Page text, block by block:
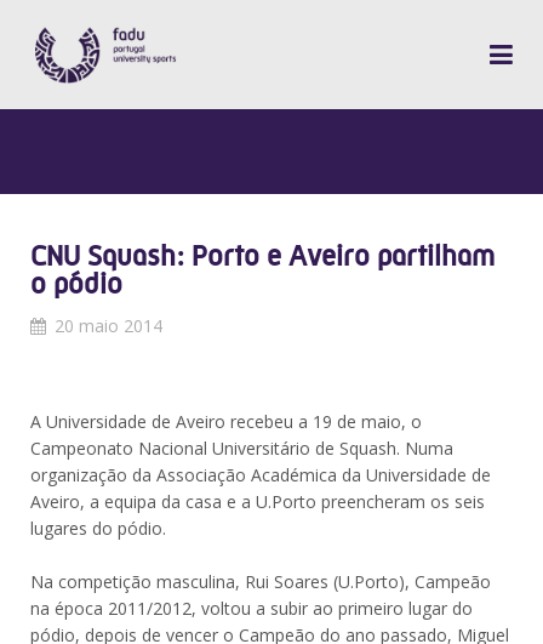
CNU Squash: Porto e Aveiro partilham
o pódio
20 maio 2014
A Universidade de Aveiro recebeu a 19 de maio, o
Campeonato Nacional Universitário de Squash. Numa
organização da Associação Académica da Universidade de
Aveiro, a equipa da casa e a U.Porto preencheram os seis
lugares do pódio.
Na competição masculina, Rui Soares (U.Porto), Campeão
na época 2011/2012, voltou a subir ao primeiro lugar do
pódio, depois de vencer o Campeão do ano passado, Miguel